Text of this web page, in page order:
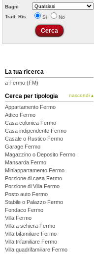
Bagni
Tratt. Ris.
Si No
La tua ricerca
a Fermo (FM)
Cerca per tipologia nascondi ▴
Appartamento Fermo
Attico Fermo
Casa colonica Fermo
Casa indipendente Fermo
Casale o Rustico Fermo
Garage Fermo
Magazzino o Deposito Fermo
Mansarda Fermo
Miniappartamento Fermo
Porzione di casa Fermo
Porzione di Villa Fermo
Posto auto Fermo
Stabile o Palazzo Fermo
Fondaco Fermo
Villa Fermo
Villa a schiera Fermo
Villa bifamiliare Fermo
Villa trifamiliare Fermo
Villa quadrifamiliare Fermo